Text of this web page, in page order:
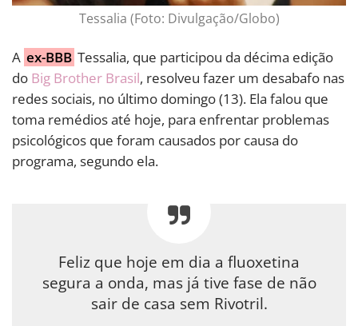
Tessalia (Foto: Divulgação/Globo)
A ex-BBB Tessalia, que participou da décima edição
do Big Brother Brasil, resolveu fazer um desabafo nas
redes sociais, no último domingo (13). Ela falou que
toma remédios até hoje, para enfrentar problemas
psicológicos que foram causados por causa do
programa, segundo ela.
Feliz que hoje em dia a fluoxetina
segura a onda, mas já tive fase de não
sair de casa sem Rivotril.